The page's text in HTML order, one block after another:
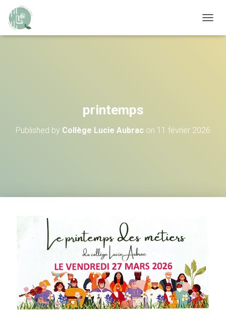
printemps
Published by Collège Lucie Aubrac on 11 février 2026